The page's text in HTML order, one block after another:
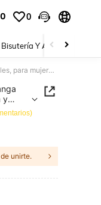
0 0
Bisutería Y Accesorios
Auralis Vestido elegante y cómodo de manga larga, cintura y largo medio, con brillo, para fiesta y ocasiones especiales, para mujeres de talla grande. Vestido de fiesta curvilíneo y vestido de noche chic.
y
unirte.